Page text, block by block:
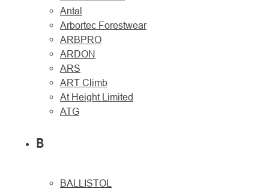
Antal
Arbortec Forestwear
ARBPRO
ARDON
ARS
ART Climb
At Height Limited
ATG
B
BALLISTOL